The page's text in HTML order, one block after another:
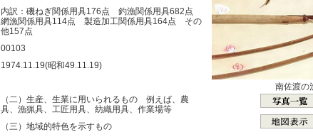
内訳：磯ねぎ関係用具176点 釣漁関係用具682点
網漁関係用具114点 製造加工関係用具164点 その
他157点
00103
1974.11.19(昭和49.11.19)
（二）生産、生業に用いられるもの 例えば、農
具、漁猟具、工匠用具、紡織用具、作業場等
（三）地域的特色を示すもの
南佐渡の